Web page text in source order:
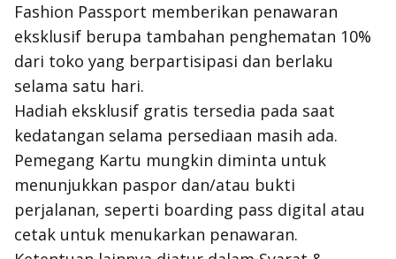
Fashion Passport memberikan penawaran
eksklusif berupa tambahan penghematan 10%
dari toko yang berpartisipasi dan berlaku
selama satu hari.
Hadiah eksklusif gratis tersedia pada saat
kedatangan selama persediaan masih ada.
Pemegang Kartu mungkin diminta untuk
menunjukkan paspor dan/atau bukti
perjalanan, seperti boarding pass digital atau
cetak untuk menukarkan penawaran.